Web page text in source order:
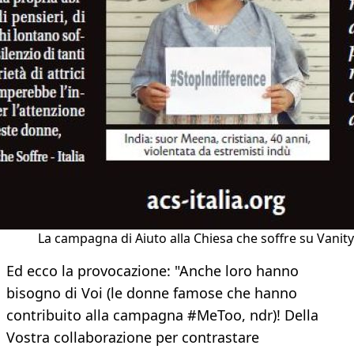
La campagna di Aiuto alla Chiesa che soffre su
Ed ecco la provocazione: "Anche loro hanno
bisogno di Voi (le donne famose che hanno
contribuito alla campagna #MeToo, ndr)! Della
Vostra collaborazione per contrastare